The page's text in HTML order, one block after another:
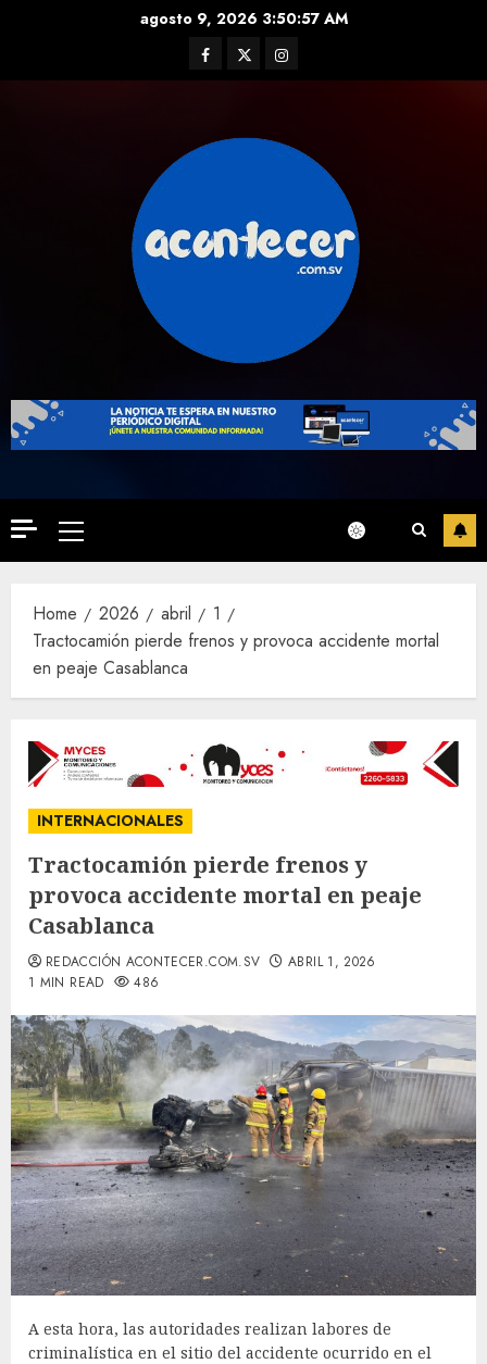
agosto 9, 2026 3:50:58 AM
Facebook
TwitterInstagram
Primary
Menu
Home 2026 abril
1
Tractocamión pierde frenos y provoca accidente mortal
en peaje Casablanca
INTERNACIONALES
Tractocamión pierde frenos y
provoca accidente mortal en peaje
Casablanca
REDACCIÓN ACONTECER.COM.SV
ABRIL 1, 2026
1 MIN READ
486
A esta hora, las autoridades realizan labores de
criminalística en el sitio del accidente ocurrido en el